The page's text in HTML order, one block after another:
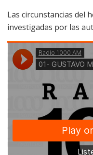
Las circunstancias del
investigadas por las